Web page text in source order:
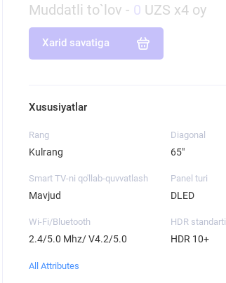
Muddatli to`lov - 0 UZS x4 oy
Xarid savatiga
Xususiyatlar
Rang
Kulrang
Diagonal
65"
Smart TV-ni qo'llab-quvvatlash
Mavjud
Panel turi
DLED
Wi-Fi/Bluetooth
2.4/5.0 Mhz/ V4.2/5.0
HDR standarti
HDR 10+
All Attributes